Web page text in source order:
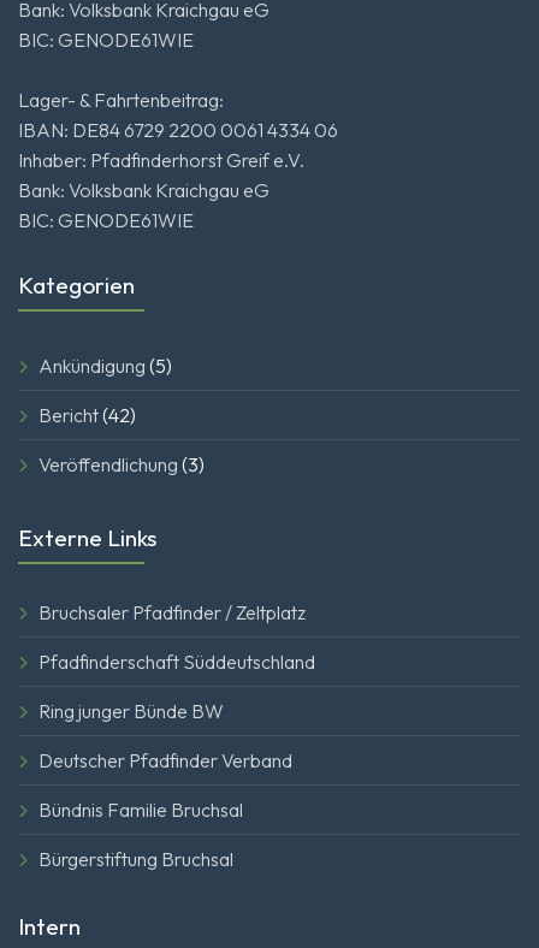
Bank: Volksbank Kraichgau eG
BIC: GENODE61WIE
Lager- & Fahrtenbeitrag:
IBAN: DE84 6729 2200 0061 4334 06
Inhaber: Pfadfinderhorst Greif e.V.
Bank: Volksbank Kraichgau eG
BIC: GENODE61WIE
Kategorien
Ankündigung (5)
Bericht(42)
Veröffendlichung (3)
Externe Links
Bruchsaler Pfadfinder / Zeltplatz
Pfadfinderschaft Süddeutschland
Ring junger Bünde BW
Deutscher Pfadfinder Verband
Bündnis Familie Bruchsal
Bürgerstiftung Bruchsal
Intern